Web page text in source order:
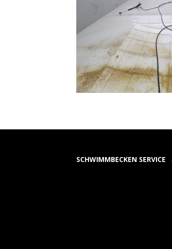
SCHWIMMBECKEN SERVICE